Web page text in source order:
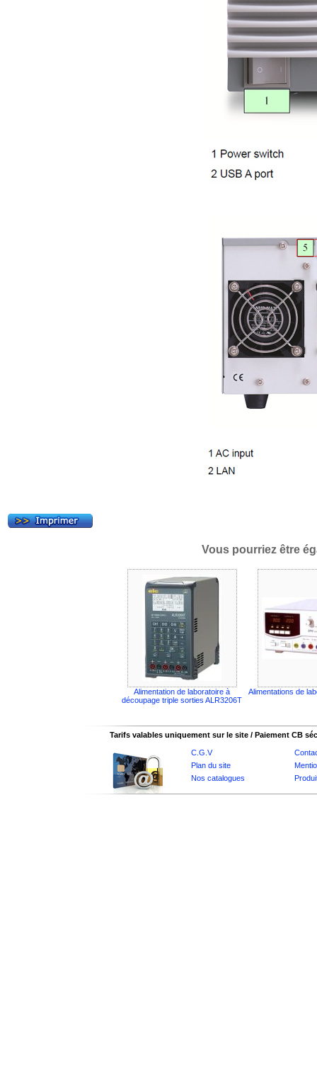
Vous pourriez être
Alimentation de laboratoire à
découpage triple sorties ALR3206T
Alimentations de
Tarifs valables uniquement sur le site / Paiement CB
C.G.V
Plan du site
Nos catalogues